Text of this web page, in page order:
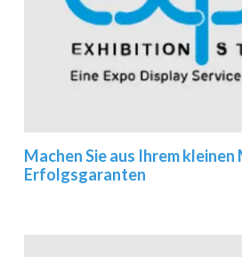
Machen Sie aus Ihrem
Erfolgsgaranten